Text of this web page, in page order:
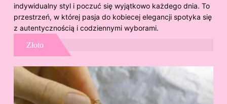
indywidualny styl i poczuć się wyjątkowo każdego dnia. To
przestrzeń, w której pasja do kobiecej elegancji spotyka się
z autentycznością i codziennymi wyborami.
Złoto